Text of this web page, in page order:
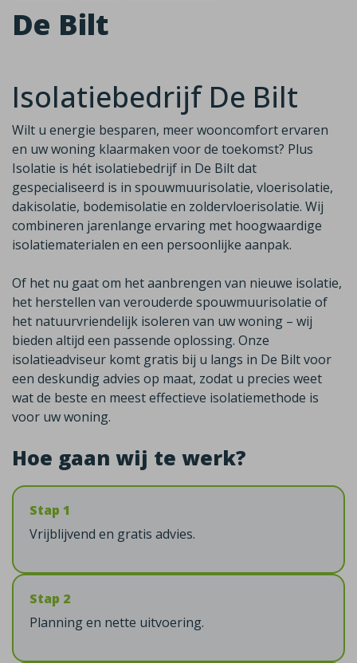
De Bilt
Isolatiebedrijf De Bilt
Wilt u energie besparen, meer wooncomfort ervaren
en uw woning klaarmaken voor de toekomst? Plus
Isolatie is hét isolatiebedrijf in De Bilt dat
gespecialiseerd is in spouwmuurisolatie, vloerisolatie,
dakisolatie, bodemisolatie en zoldervloerisolatie. Wij
combineren jarenlange ervaring met hoogwaardige
isolatiematerialen en een persoonlijke aanpak.
Of het nu gaat om het aanbrengen van nieuwe isolatie,
het herstellen van verouderde spouwmuurisolatie of
het natuurvriendelijk isoleren van uw woning – wij
bieden altijd een passende oplossing. Onze
isolatieadviseur komt gratis bij u langs in De Bilt voor
een deskundig advies op maat, zodat u precies weet
wat de beste en meest effectieve isolatiemethode is
voor uw woning.
Hoe gaan wij te werk?
Stap 1
Vrijblijvend en gratis advies.
Stap 2
Planning en nette uitvoering.